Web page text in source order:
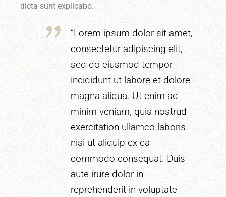
dicta sunt explicabo.
“Lorem ipsum dolor sit amet,
consectetur adipiscing elit,
sed do eiusmod tempor
incididunt ut labore et dolore
magna aliqua. Ut enim ad
minim veniam, quis nostrud
exercitation ullamco laboris
nisi ut aliquip ex ea
commodo consequat. Duis
aute irure dolor in
reprehenderit in voluptate